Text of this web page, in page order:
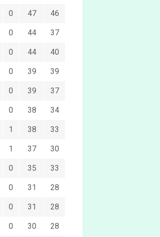
0 47 46
0 44 37
0 44 40
0 39 39
0 39 37
0 38 34
1 38 33
1 37 30
0 35 33
0 31 28
0 31 28
0 30 28